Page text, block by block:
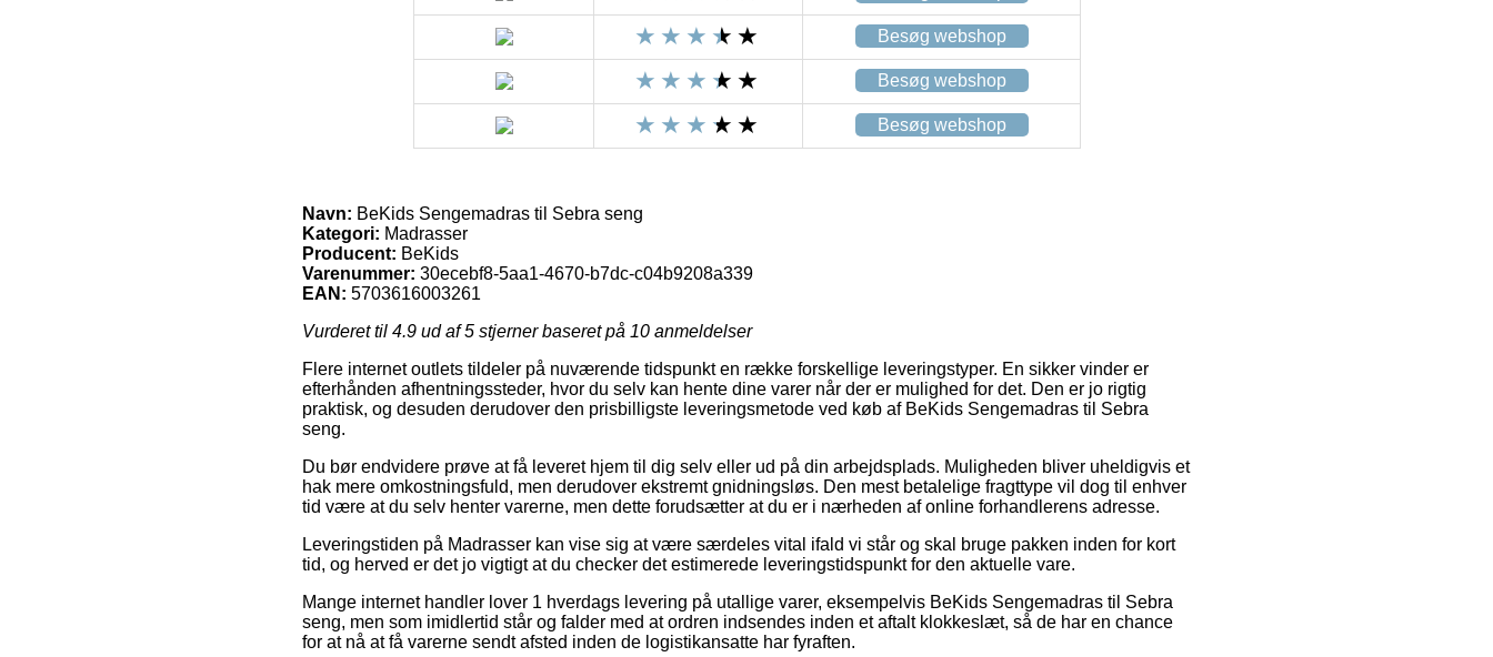
Besøg webshop
Besøg webshop
Besøg webshop
Navn: BeKids Sengemadras til Sebra seng
Kategori: Madrasser
Producent: BeKids
Varenummer: 30ecebf8-5aa1-4670-b7dc-c04b9208a339
EAN: 5703616003261
Vurderet til 4.9 ud af 5 stjerner baseret på 10 anmeldelser
Flere internet outlets tildeler på nuværende tidspunkt en række forskellige leveringstyper. En sikker vinder er
efterhånden afhentningssteder, hvor du selv kan hente dine varer når der er mulighed for det. Den er jo rigtig
praktisk, og desuden derudover den prisbilligste leveringsmetode ved køb af BeKids Sengemadras til Sebra
seng.
Du bør endvidere prøve at få leveret hjem til dig selv eller ud på din arbejdsplads. Muligheden bliver uheldigvis et
hak mere omkostningsfuld, men derudover ekstremt gnidningsløs. Den mest betalelige fragttype vil dog til enhver
tid være at du selv henter varerne, men dette forudsætter at du er i nærheden af online forhandlerens adresse.
Leveringstiden på Madrasser kan vise sig at være særdeles vital ifald vi står og skal bruge pakken inden for kort
tid, og herved er det jo vigtigt at du checker det estimerede leveringstidspunkt for den aktuelle vare.
Mange internet handler lover 1 hverdags levering på utallige varer, eksempelvis BeKids Sengemadras til Sebra
seng, men som imidlertid står og falder med at ordren indsendes inden et aftalt klokkeslæt, så de har en chance
for at nå at få varerne sendt afsted inden de logistikansatte har fyraften.